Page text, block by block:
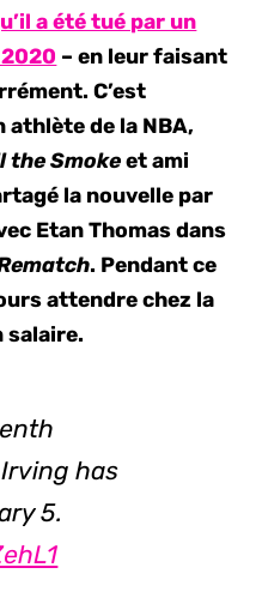
a été tué par un
– en leur faisant
C’est
athlète de la NBA,
the Smoke et ami
la nouvelle par
Etan Thomas dans
. Pendant ce
attendre chez la
salaire.
has
5.